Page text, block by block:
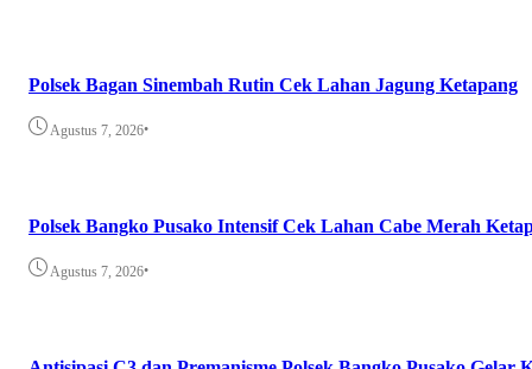
Polsek Bagan Sinembah Rutin Cek Lahan Jagung Ketapang
Agustus 7, 2026•
Polsek Bangko Pusako Intensif Cek Lahan Cabe Merah
Agustus 7, 2026•